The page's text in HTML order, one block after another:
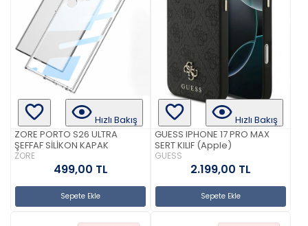
Hızlı Bakış
ZORE PORTO S26 ULTRA
ŞEFFAF SİLİKON KAPAK
ZORE
499,00 TL
Sepete Ekle
Hızlı Bakış
GUESS IPHONE 17 PRO MAX
SERT KILIF (Apple)
GUESS
2.199,00 TL
Sepete Ekle